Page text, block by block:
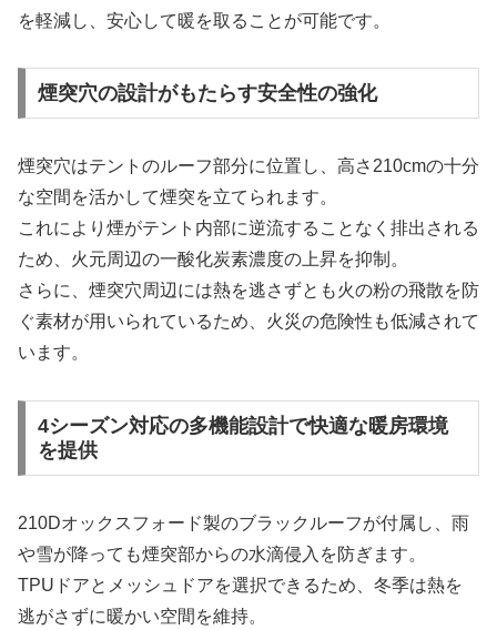
を軽減し、安心して暖を取ることが可能です。
煙突穴の設計がもたらす安全性の強化
煙突穴はテントのルーフ部分に位置し、高さ210cmの十分
な空間を活かして煙突を立てられます。
これにより煙がテント内部に逆流することなく排出される
ため、火元周辺の一酸化炭素濃度の上昇を抑制。
さらに、煙突穴周辺には熱を逃さずとも火の粉の飛散を防
ぐ素材が用いられているため、火災の危険性も低減されて
います。
4シーズン対応の多機能設計で快適な暖房環境
を提供
210Dオックスフォード製のブラックルーフが付属し、雨
や雪が降っても煙突部からの水滴侵入を防ぎます。
TPUドアとメッシュドアを選択できるため、冬季は熱を
逃がさずに暖かい空間を維持。